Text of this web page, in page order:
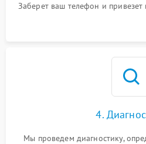
Заберет ваш телефон и привезет
4.
Мы проведем диагностику,